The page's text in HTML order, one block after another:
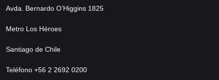
Avda. Bernardo O’Higgins 1825
Metro Los Héroes
Santiago de Chile
Teléfono +56 2 2692 0200